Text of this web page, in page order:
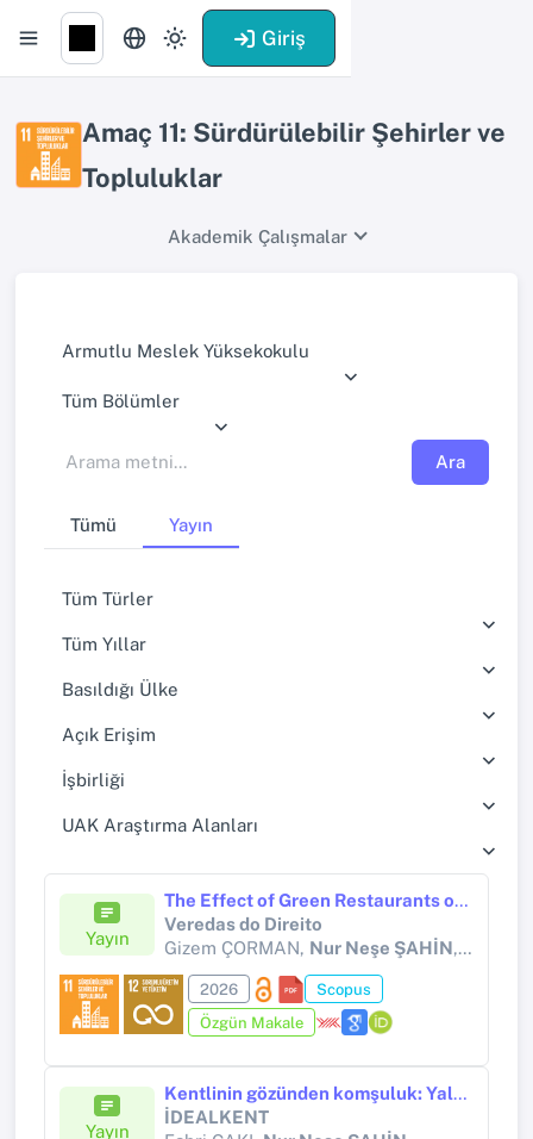
Giriş
Amaç 11: Sürdürülebilir Şehirler ve
Topluluklar
Akademik Çalışmalar
Armutlu Meslek Yüksekokulu
Tüm Bölümler
Ara
Tümü Yayın
Tüm Türler
Tüm Yıllar
Basıldığı Ülke
Açık Erişim
İşbirliği
UAK Araştırma Alanları
Yayın
The Effect of Green Restaurants on Consumer Preferences in the Context of Sustainability
Veredas do Direito
Gizem ÇORMAN, Nur Neşe ŞAHİN, Emrah ÖRGÜN, Aydın ÜNAL
2026
Scopus
Özgün Makale
Yayın
Kentlinin gözünden komşuluk: Yalnız yaşayan bireyler ve çekirdek aileler özelinde bir karşılaştırma
İDEALKENT